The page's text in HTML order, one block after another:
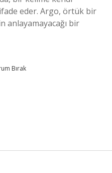
eder. Argo, örtük bir
anlayamayacağı bir
Bırak